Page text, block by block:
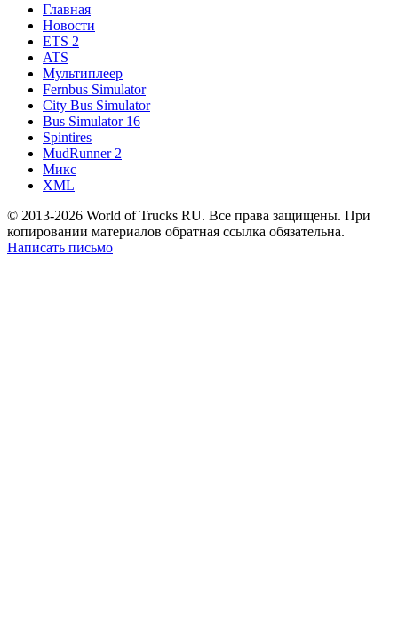
Главная
Новости
ETS 2
ATS
Мультиплеер
Fernbus Simulator
City Bus Simulator
Bus Simulator 16
Spintires
MudRunner 2
Микс
XML
© 2013-2026 World of Trucks RU. Все права защищены. При
копировании материалов обратная ссылка обязательна.
Написать письмо